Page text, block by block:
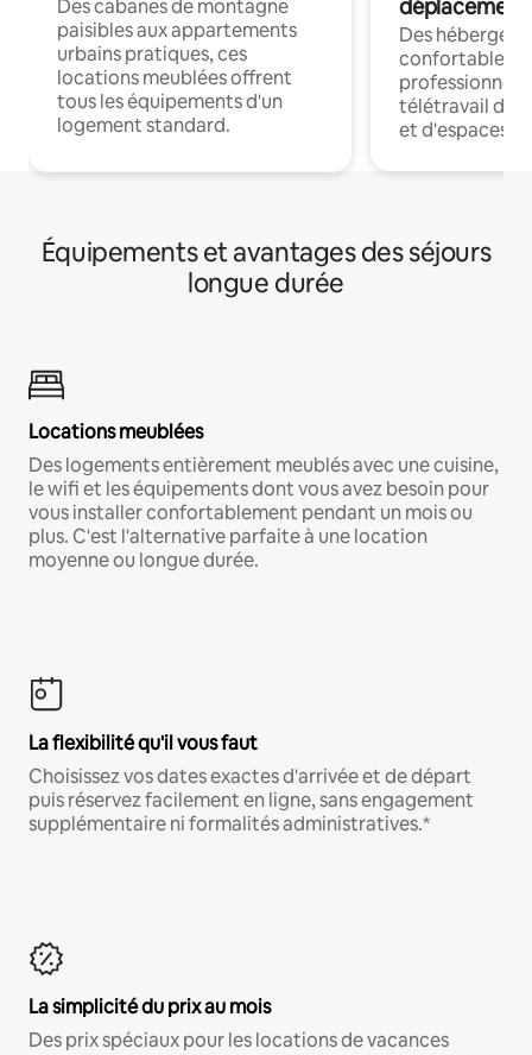
Des cabanes de montagne
paisibles aux appartements
urbains pratiques, ces
locations meublées offrent
tous les équipements d'un
logement standard.
déplacement
Des
confortables
professionnels
télétravail
et d'espaces
Équipements et avantages des séjours
longue durée
Locations meublées
Des logements entièrement meublés avec une cuisine,
le wifi et les équipements dont vous avez besoin pour
vous installer confortablement pendant un mois ou
plus. C'est l'alternative parfaite à une location
moyenne ou longue durée.
La flexibilité qu'il vous faut
Choisissez vos dates exactes d'arrivée et de départ
puis réservez facilement en ligne, sans engagement
supplémentaire ni formalités administratives.*
La simplicité du prix au mois
Des prix spéciaux pour les locations de vacances